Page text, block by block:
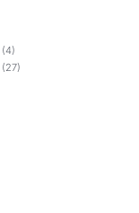
(4)
(27)